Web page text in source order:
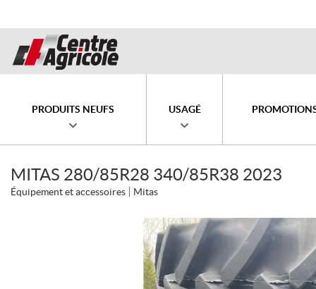
PRODUITS NEUFS USAGÉ
MITAS 280/85R28 340/85R38 2023
Équipement et accessoires Mitas